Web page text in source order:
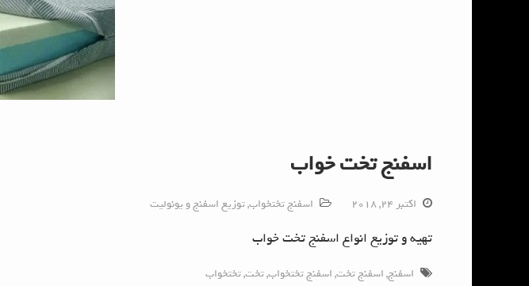
اسفنج تخت خواب
اکتبر 24, 2018 اسفنج تختخواب,توزیع اسفنج و یونولیت
تهیه و توزیع انواع اسفنج تخت خواب
اسفنج,اسفنج تخت,اسفنج تختخواب,تخت,تختخواب